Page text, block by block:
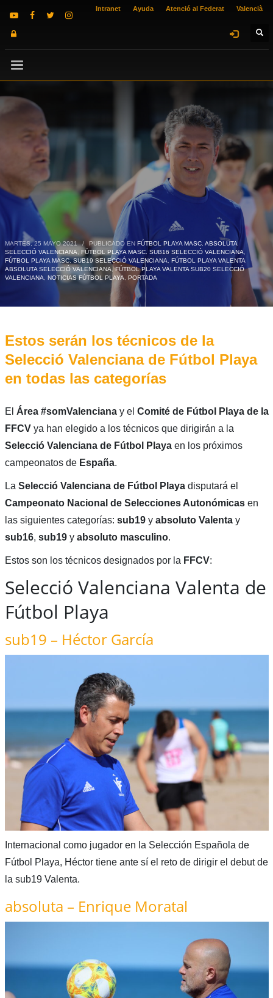
Intranet Ayuda Atenció al Federat Valencià
MARTES, 25 MAYO 2021 / PUBLICADO EN FÚTBOL PLAYA MASC. ABSOLUTA
SELECCIÓ VALENCIANA
FÚTBOL PLAYA MASC. SUB16 SELECCIÓ VALENCIANA
FÚTBOL PLAYA MASC. SUB19 SELECCIÓ VALENCIANA
FÚTBOL PLAYA VALENTA
ABSOLUTA SELECCIÓ VALENCIANA ,FÚTBOL PLAYA VALENTA SUB20 SELECCIÓ
VALENCIANA
NOTICIAS FÚTBOL PLAYA PORTADA
Estos serán los técnicos de la
Selecció Valenciana de Fútbol Playa
en todas las categorías
El Área #somValencianay el Comité de Fútbol Playa de la
FFCVya han elegido a los técnicos que dirigirán a la
Selecció Valenciana de Fútbol Playaen los próximos
campeonatos de España.
La Selecció Valenciana de Fútbol Playa disputará el
Campeonato Nacional de Selecciones Autonómicasen
las siguientes categorías: sub19y absoluto Valentay
sub16, sub19y absoluto masculino.
Estos son los técnicos designados por la FFCV:
Selecció Valenciana Valenta de
Fútbol Playa
sub19 – Héctor García
Internacional como jugador en la Selección Española de
Fútbol Playa, Héctor tiene ante sí el reto de dirigir el debut de
la sub19 Valenta.
absoluta – Enrique Moratal